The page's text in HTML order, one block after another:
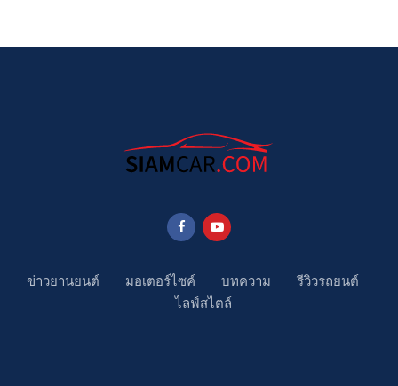
ข่าวยานยนต์ มอเตอร์ไซค์ บทความ
รีวิวรถยนต์
ไลฟ์สไตล์